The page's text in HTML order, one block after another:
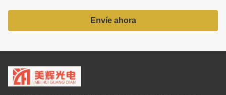
Envíe ahora